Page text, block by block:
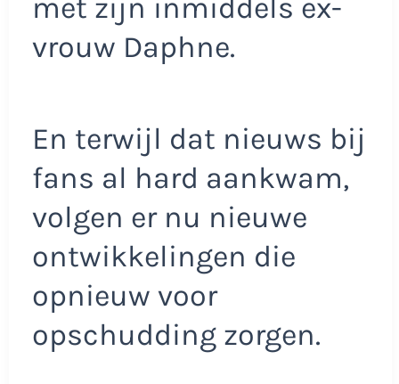
met zijn inmiddels ex-
vrouw Daphne.
En terwijl dat nieuws bij
fans al hard aankwam,
volgen er nu nieuwe
ontwikkelingen die
opnieuw voor
opschudding zorgen.